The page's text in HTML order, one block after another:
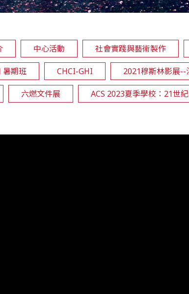
中心活動 社會實踐與藝術製作
暑期班 CHCI-GHI 2021穆斯林影展--
六燃文件展 ACS 2023夏季學校：21世